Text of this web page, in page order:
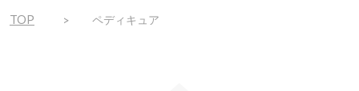
TOP ペディキュア